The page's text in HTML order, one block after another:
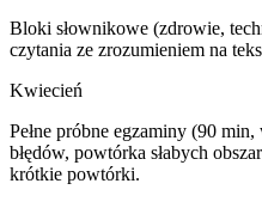
Bloki słownikowe (zdrowie,
czytania ze zrozumieniem na
Kwiecień
Pełne próbne egzaminy (90
błędów, powtórka słabych
krótkie powtórki.